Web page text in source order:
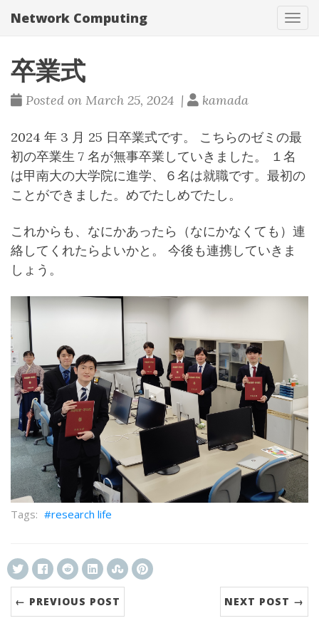
Network Computing
卒業式
Posted on March 25, 2024 | kamada
2024 年 3 月 25 日卒業式です。 こちらのゼミの最
初の卒業生 7 名が無事卒業していきました。 １名
は甲南大の大学院に進学、６名は就職です。最初の
ことができました。めでたしめでたし。
これからも、なにかあったら（なにかなくても）連
絡してくれたらよいかと。 今後も連携していきま
しょう。
research life
← PREVIOUS POST NEXT POST →